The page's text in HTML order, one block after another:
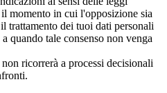
momento in cui l'opposizione sia
trattamento dei tuoi dati personali
quando tale consenso non venga
ricorrerà a processi decisionali